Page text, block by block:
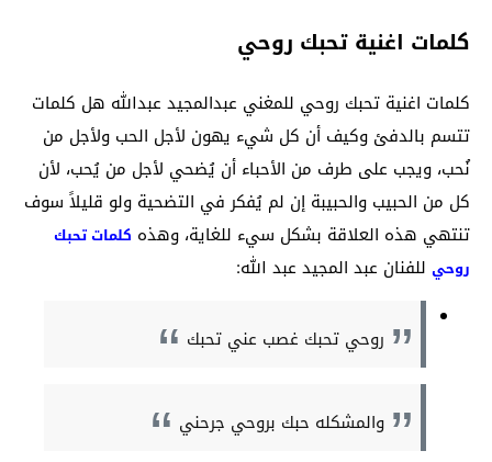
كلمات اغنية تحبك روحي
كلمات اغنية تحبك روحي للمغني عبدالمجيد عبدالله هل كلمات
تتسم بالدفئ وكيف أن كل شيء يهون لأجل الحب ولأجل من
نُحب، ويجب على طرف من الأحباء أن يُضحي لأجل من يُحب، لأن
كل من الحبيب والحبيبة إن لم يُفكر في التضحية ولو قليلاً سوف
تنتهي هذه العلاقة بشكل سيء للغاية، وهذه كلمات تحبك
روحي للفنان عبد المجيد عبد الله:
روحي تحبك غصب عني تحبك
والمشكله حبك بروحي جرحني